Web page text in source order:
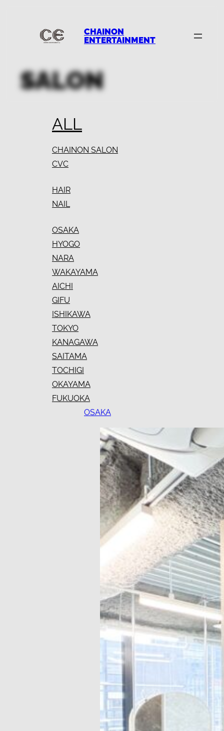
CHAINON
ENTERTAINMENT
SALON
ALL
CHAINON SALON
CVC
HAIR
NAIL
OSAKA
HYOGO
NARA
WAKAYAMA
AICHI
GIFU
ISHIKAWA
TOKYO
KANAGAWA
SAITAMA
TOCHIGI
OKAYAMA
FUKUOKA
OSAKA